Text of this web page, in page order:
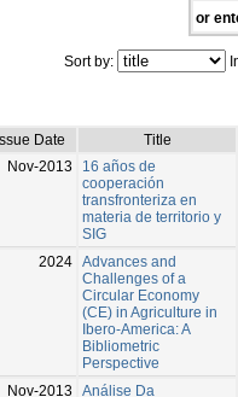
or
Sort by:
Date
Title
Nov-2013
16 años de
cooperación
transfronteriza en
materia de territorio y
SIG
2024 Advances and
Challenges of a
Circular Economy
(CE) in Agriculture in
Ibero-America: A
Bibliometric
Perspective
Nov-2013
Análise Da